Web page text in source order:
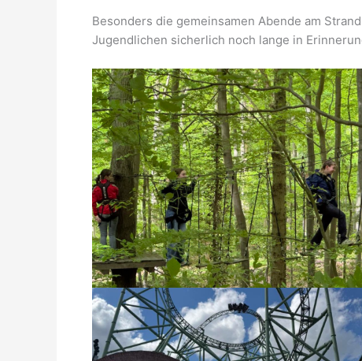
Besonders die gemeinsamen Abende am
Jugendlichen sicherlich noch lange in